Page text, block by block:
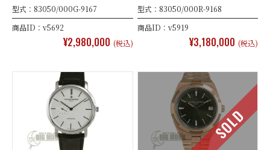
型式：83050/000G-9167
商品ID：v5692
¥2,980,000 (税込)
型式：83050/000R-9168
商品ID：v5919
¥3,180,000 (税込)
SOLD